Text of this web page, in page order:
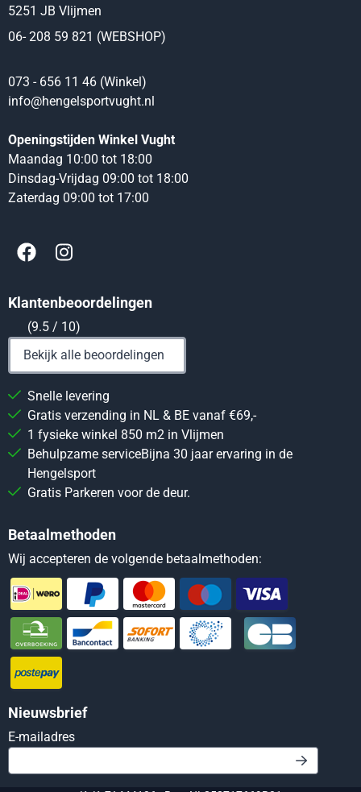
5251 JB Vlijmen
06- 208 59 821 (WEBSHOP)
073 - 656 11 46 (Winkel)
info@hengelsportvught.nl
Openingstijden Winkel Vught
Maandag 10:00 tot 18:00
Dinsdag-Vrijdag 09:00 tot 18:00
Zaterdag 09:00 tot 17:00
Klantenbeoordelingen
(9.5 / 10)
Bekijk alle beoordelingen
Snelle levering
Gratis verzending in NL & BE vanaf €69,-
1 fysieke winkel 850 m2 in Vlijmen
Behulpzame serviceBijna 30 jaar ervaring in de
Hengelsport
Gratis Parkeren voor de deur.
Betaalmethoden
Wij accepteren de volgende betaalmethoden:
Nieuwsbrief
E-mailadresVul je e-mailadres in voor de nieuwsbrief